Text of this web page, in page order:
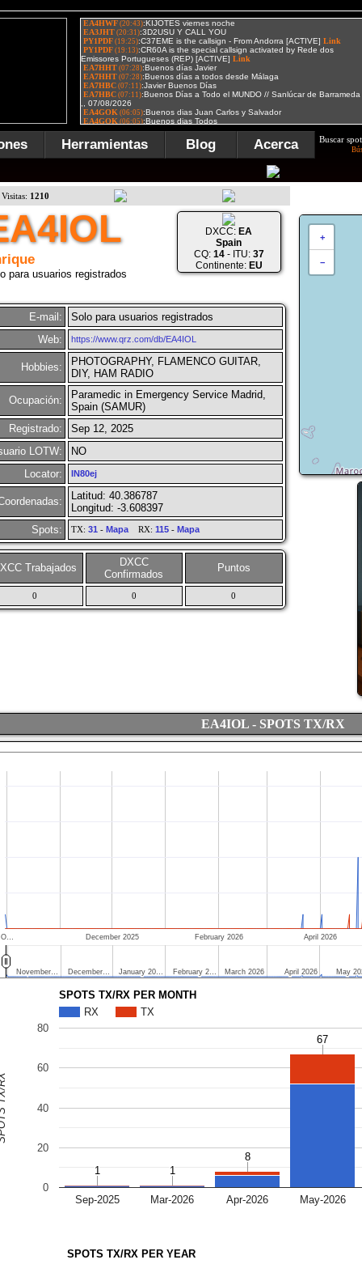
Herramientas Blog Acerca Buscar spot
Visitas: 1210
+
−
para usuarios registrados
DXCC: EA
Spain
CQ: 14- ITU: 37
Continente: EU
E-mail:
Solo para usuarios registrados
Web:
https://www.qrz.com/db/EA4IOL
Hobbies:
PHOTOGRAPHY, FLAMENCO GUITAR,
DIY, HAM RADIO
Ocupación:
Paramedic in Emergency Service Madrid,
Spain (SAMUR)
Registrado:
Sep 12, 2025
LOTW:
NO
Locator:
IN80ej
Latitud: 40.386787
Longitud: -3.608397
Spots:
TX: 31 - MapaRX: 115- Mapa
Trabajados
DXCC
Confirmados
Puntos
0 0 0
EA4IOL - SPOTS TX/RX
O… December 2025 February 2026 April 2026
November…
November… December…
December… January 20…
January 20… February 2…
February 2… March 2026
March 2026 April 2026
April 2026 May
May
SPOTS TX/RX PER MONTH
RX
TX
Sep-2025 Mar-2026 Apr-2026 May-2026
0
20
40
60
80
1
1 1
1
8
8
67
67
RX
SPOTS TX/RX PER YEAR